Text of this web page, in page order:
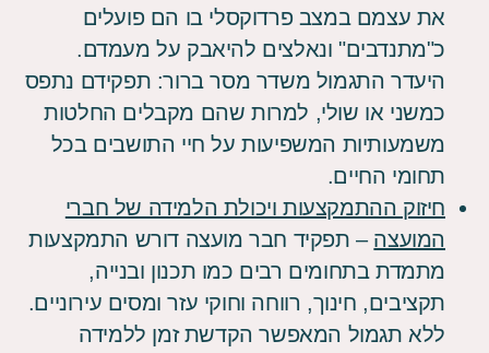
את עצמם במצב פרדוקסלי בו הם פועלים
כ"מתנדבים" ונאלצים להיאבק על מעמדם.
היעדר התגמול משדר מסר ברור: תפקידם נתפס
כמשני או שולי, למרות שהם מקבלים החלטות
משמעותיות המשפיעות על חיי התושבים בכל
תחומי החיים.
חיזוק ההתמקצעות ויכולת הלמידה של חברי
המועצה – תפקיד חבר מועצה דורש התמקצעות
מתמדת בתחומים רבים כמו תכנון ובנייה,
תקציבים, חינוך, רווחה וחוקי עזר ומסים עירוניים.
ללא תגמול המאפשר הקדשת זמן ללמידה